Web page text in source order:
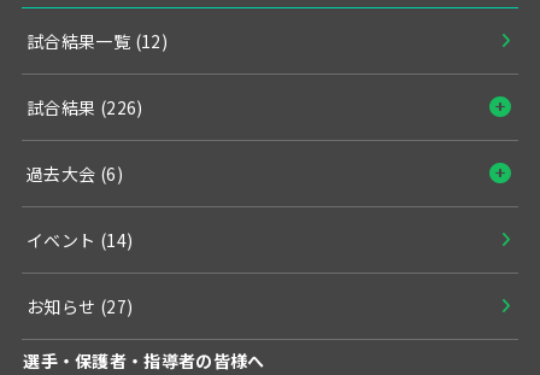
試合結果一覧 (12)
試合結果 (226)
過去大会 (6)
イベント (14)
お知らせ (27)
選手・保護者・指導者の皆様へ